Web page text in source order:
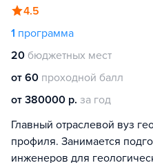
4.5
1 программа
20 бюджетных мест
от 60 проходной балл
от 380000 р. за год
Главный отраслевой вуз
профиля. Занимается
инженеров для